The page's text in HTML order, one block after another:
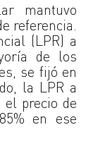
mantuvo
referencia.
(LPR) a
de los
se fijó en
la LPR a
precio de
en ese